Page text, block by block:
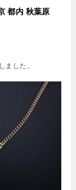
都内 秋葉原
ました。